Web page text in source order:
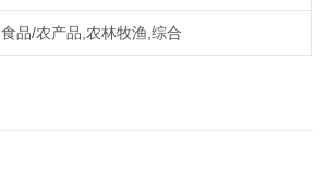
食品/农产品,农林牧渔,综合